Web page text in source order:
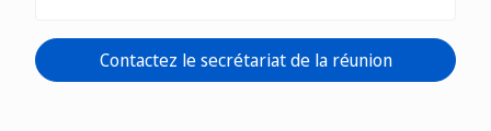
Contactez le secrétariat de la réunion